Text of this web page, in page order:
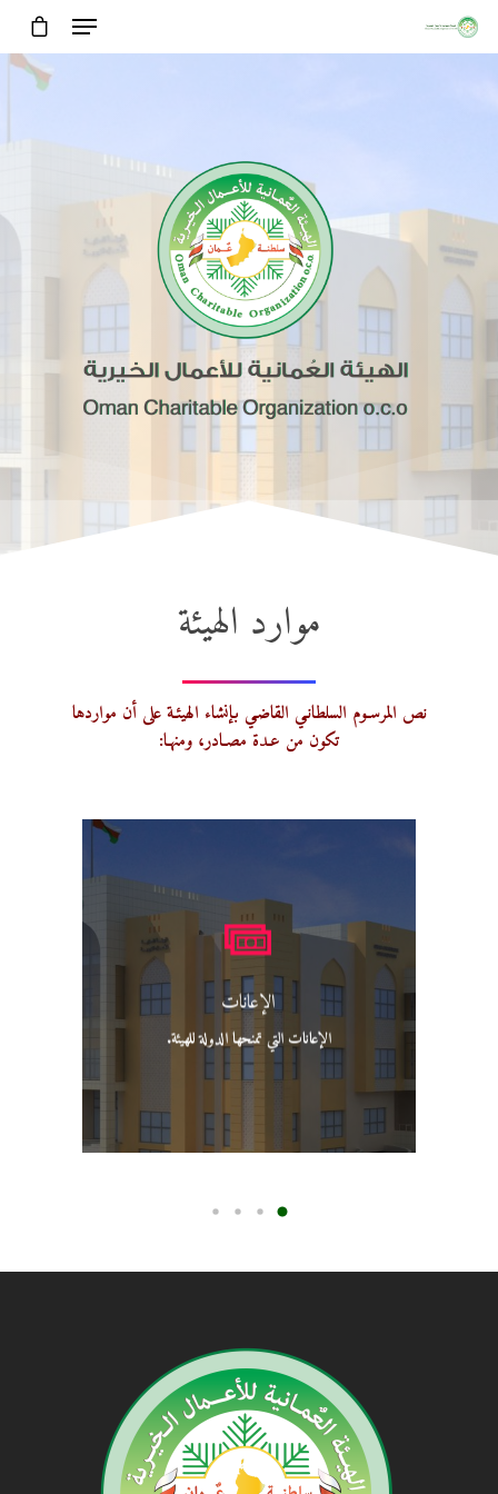
موارد الهيئة
نص المرسـوم السلطانـي القاضـي بإنشاء الهيئـة على أن مواردها
تكون من عـدة مصـادر، ومنهـا:
الإعانات
الإعانات التي تمنحها الدولة للهيئة.
الاعانات
الإعانات التي تمنحها الدولة للهيئة.